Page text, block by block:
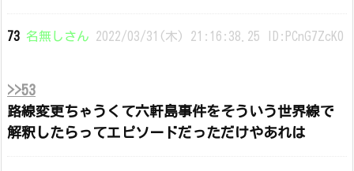
73 名無しさん 2022/03/31(木) 21:16:38.25 ID:PCnG7ZcK0
>>53
路線変更ちゃうくて六軒島事件をそういう世界線で
解釈したらってエピソードだっただけやあれは